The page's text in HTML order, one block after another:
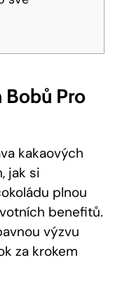
Bobů Pro
‍kakaových
jak si
plnou
benefitů.
výzvu
za krokem